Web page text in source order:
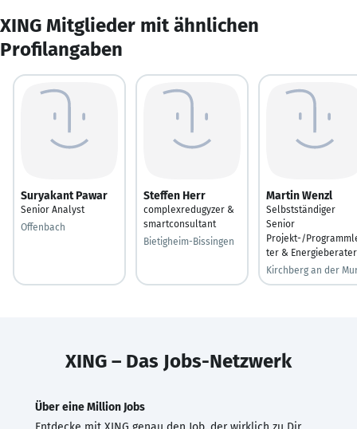
XING Mitglieder mit ähnlichen
Profilangaben
Suryakant Pawar
Senior Analyst
Offenbach
Steffen Herr
complexredugyzer &
smartconsultant
Bietigheim-Bissingen
Martin Wenzl
Selbstständiger
Senior
Projekt-/
ter & Energieberater
Kirchberg an der
XING – Das Jobs-Netzwerk
Über eine Million Jobs